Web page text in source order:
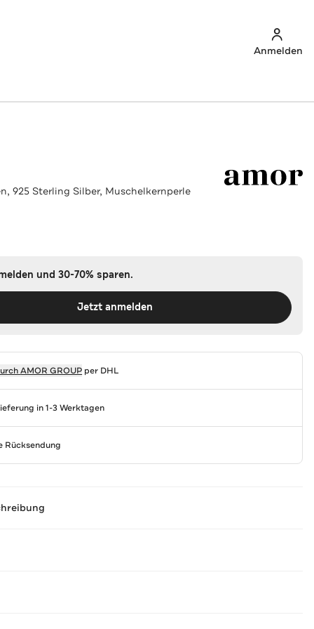
Anmelden
925 Sterling Silber, Muschelkernperle
und 30-70% sparen.
Jetzt anmelden
AMOR GROUP per DHL
in 1-3 Werktagen
Rücksendung